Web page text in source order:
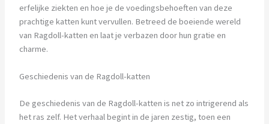
erfelijke ziekten en hoe je de voedingsbehoeften van deze
prachtige katten kunt vervullen. Betreed de boeiende wereld
van Ragdoll-katten en laat je verbazen door hun gratie en
charme.
Geschiedenis van de Ragdoll-katten
De geschiedenis van de Ragdoll-katten is net zo intrigerend als
het ras zelf. Het verhaal begint in de jaren zestig, toen een